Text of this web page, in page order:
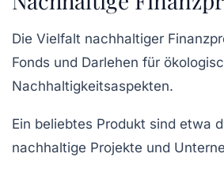
Die Vielfalt nachhaltiger
Fonds und Darlehen für
Nachhaltigkeitsaspekten.
Ein beliebtes Produkt sind etwa
nachhaltige Projekte und